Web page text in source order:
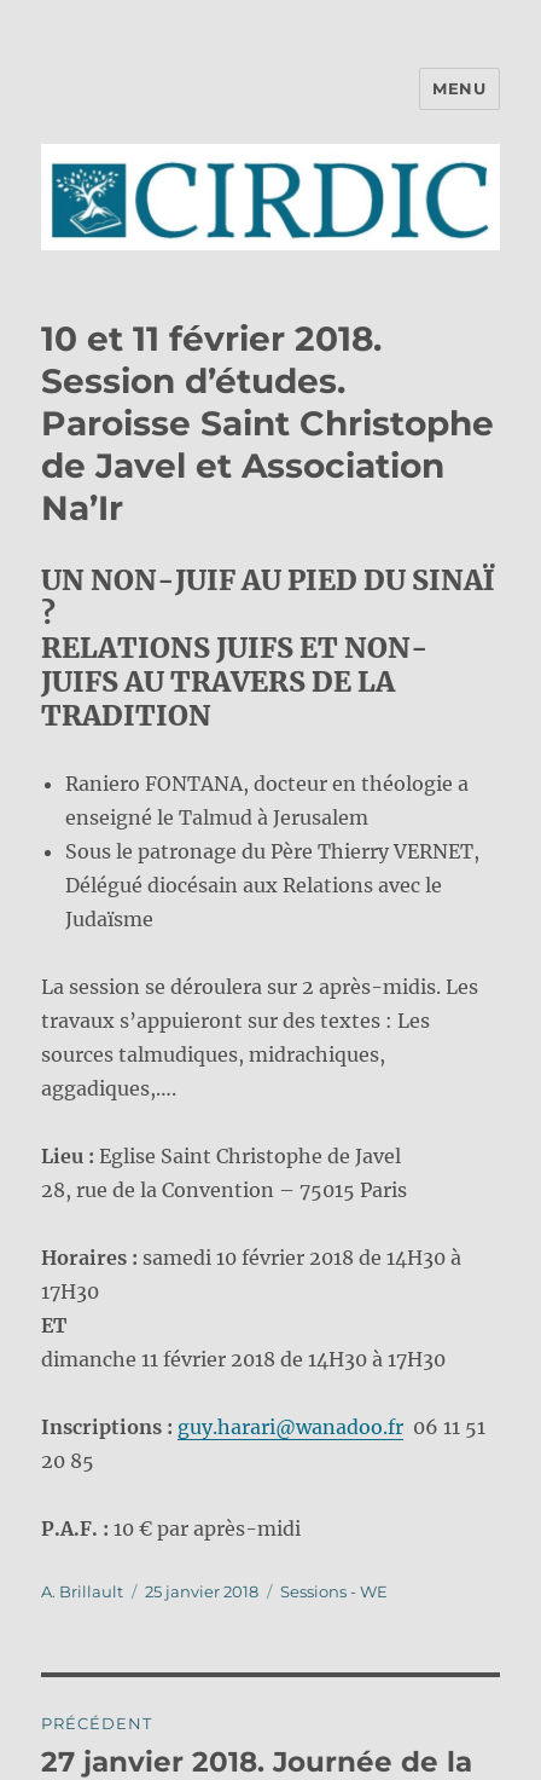
MENU
10 et 11 février 2018.
Session d’études.
Paroisse Saint Christophe
de Javel et Association
Na’Ir
UN NON-JUIF AU PIED DU SINAÏ
?
RELATIONS JUIFS ET NON-
JUIFS AU TRAVERS DE LA
TRADITION
Raniero FONTANA, docteur en théologie a
enseigné le Talmud à Jerusalem
Sous le patronage du Père Thierry VERNET,
Délégué diocésain aux Relations avec le
Judaïsme
La session se déroulera sur 2 après-midis. Les
travaux s’appuieront sur des textes : Les
sources talmudiques, midrachiques,
aggadiques,….
Lieu : Eglise Saint Christophe de Javel
28, rue de la Convention – 75015 Paris
Horaires : samedi 10 février 2018 de 14H30 à
17H30
ET
dimanche 11 février 2018 de 14H30 à 17H30
Inscriptions : guy.harari@wanadoo.fr 06 11 51
20 85
P.A.F. : 10 € par après-midi
Auteur
A. Brillault
Publié
25 janvier 2018 Catégories
Sessions - WE
de
PRÉCÉDENT
Publication
27 janvier 2018. Journée de la